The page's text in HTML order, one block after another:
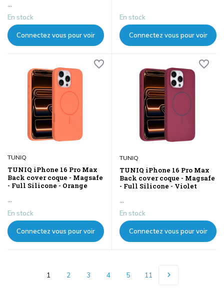
En stock
Connectez vous pour voir
En stock
Connectez vous pour voir
TUNIQ
TUNIQ iPhone 16 Pro Max
Back cover coque - Magsafe
- Full Silicone - Orange
...
En stock
Connectez vous pour voir
TUNIQ
TUNIQ iPhone 16 Pro Max
Back cover coque - Magsafe
- Full Silicone - Violet
...
En stock
Connectez vous pour voir
1 2 3 4 5 11